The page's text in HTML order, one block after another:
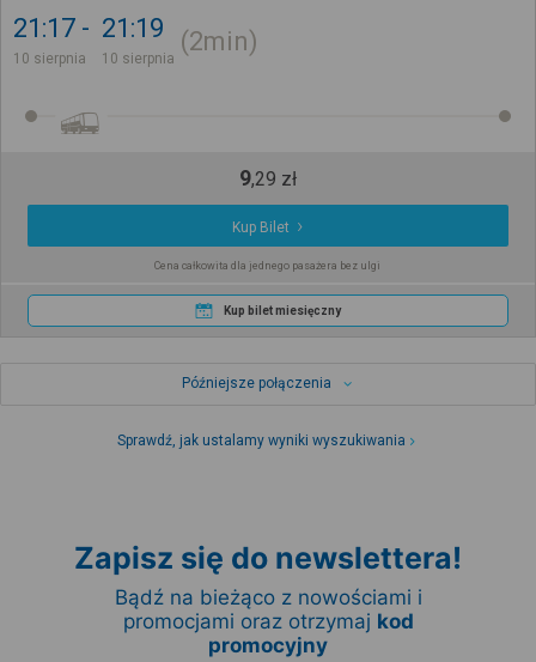
21:17
10 sierpnia
21:19
10 sierpnia
2min
9,29 zł
Kup Bilet
Cena całkowita dla jednego pasażera bez ulgi
Kup bilet miesięczny
Późniejsze połączenia
Sprawdź, jak ustalamy wyniki wyszukiwania
Zapisz się do newslettera!
Bądź na bieżąco z nowościami i
promocjami oraz otrzymaj kod
promocyjny